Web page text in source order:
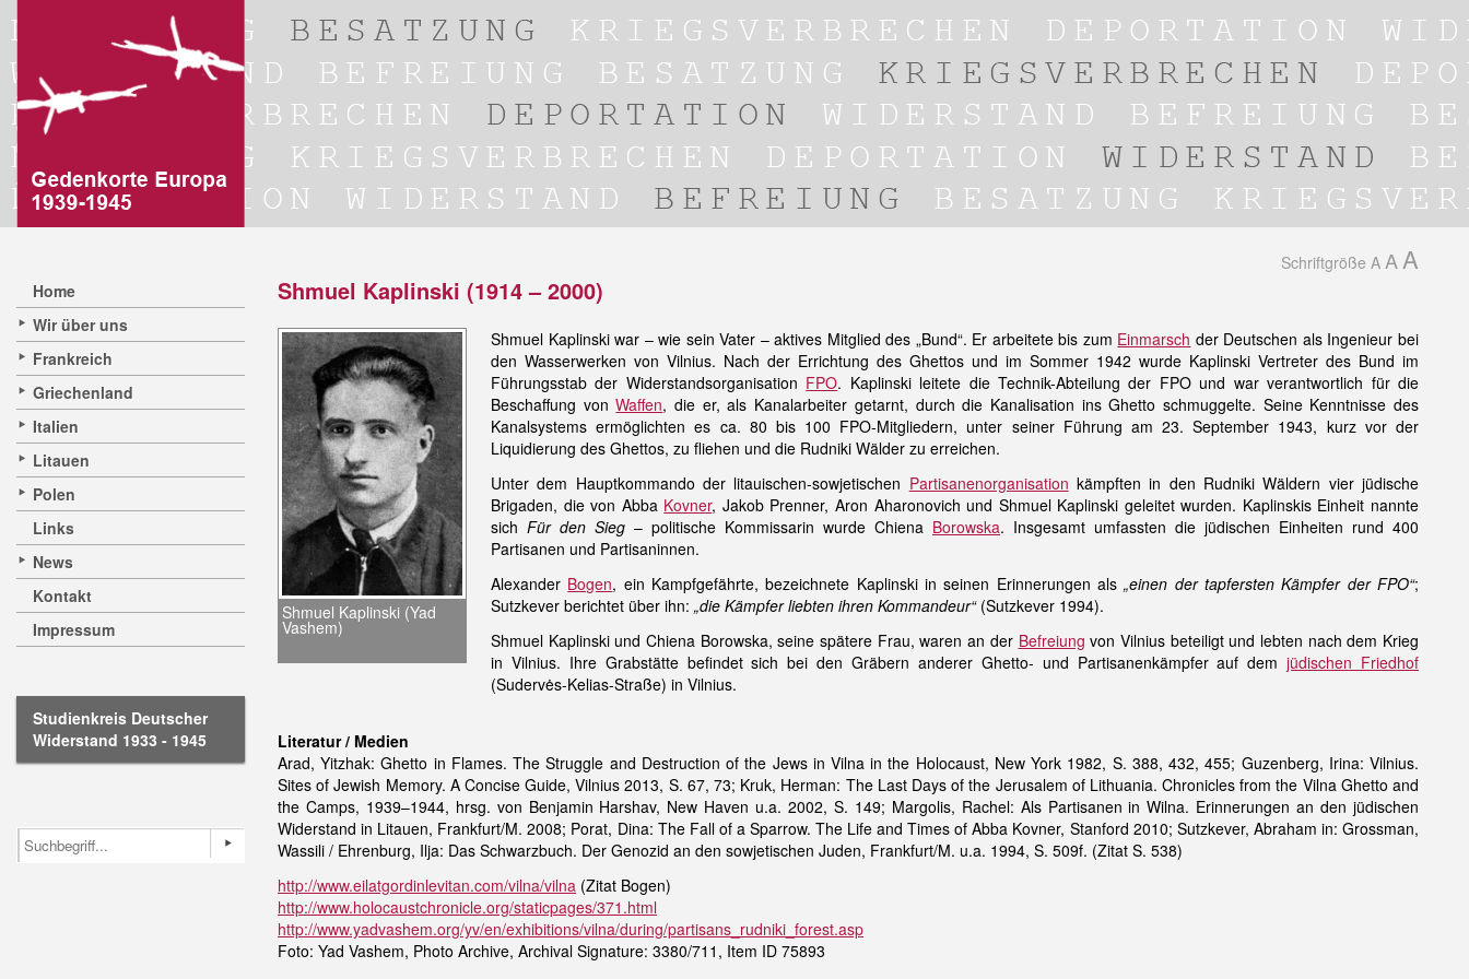
Home
Wir über uns
Frankreich
Griechenland
Italien
Litauen
Polen
Links
News
Kontakt
Impressum
Studienkreis Deutscher
Widerstand 1933 - 1945
Schriftgröße A A A
Shmuel Kaplinski (1914 – 2000)
Shmuel Kaplinski (Yad
Vashem)
Shmuel Kaplinski war – wie sein Vater – aktives Mitglied des „Bund“. Er arbeitete bis zum Einmarsch der Deutschen als Ingenieur bei
den Wasserwerken von Vilnius. Nach der Errichtung des Ghettos und im Sommer 1942 wurde Kaplinski Vertreter des Bund im
Führungsstab der Widerstandsorganisation FPO. Kaplinski leitete die Technik-Abteilung der FPO und war verantwortlich für die
Beschaffung vonWaffen, die er, als Kanalarbeiter getarnt, durch die Kanalisation ins Ghetto schmuggelte. Seine Kenntnisse des
Kanalsystems ermöglichten es ca. 80 bis 100 FPO-Mitgliedern, unter seiner Führung am 23. September 1943, kurz vor der
Liquidierung des Ghettos, zu fliehen und die Rudniki Wälder zu erreichen.
Unter dem Hauptkommando der litauischen-sowjetischen Partisanenorganisation kämpften in den Rudniki Wäldern vier jüdische
Brigaden, die von Abba Kovner, Jakob Prenner, Aron Aharonovich und Shmuel Kaplinski geleitet wurden. Kaplinskis Einheit nannte
sich Für den Sieg – politische Kommissarin wurde Chiena Borowska. Insgesamt umfassten die jüdischen Einheiten rund 400
Partisanen und Partisaninnen.
Alexander Bogen, ein Kampfgefährte, bezeichnete Kaplinski in seinen Erinnerungen als„einen der tapfersten Kämpfer der FPO“;
Sutzkever berichtet über ihn: „die Kämpfer liebten ihren Kommandeur“(Sutzkever 1994).
Shmuel Kaplinski und Chiena Borowska, seine spätere Frau, waren an der Befreiung von Vilnius beteiligt und lebten nach dem Krieg
in Vilnius. Ihre Grabstätte befindet sich bei den Gräbern anderer Ghetto- und Partisanenkämpfer auf demjüdischen Friedhof
(Sudervės-Kelias-Straße) in Vilnius.
Literatur / Medien
Arad, Yitzhak: Ghetto in Flames. The Struggle and Destruction of the Jews in Vilna in the Holocaust, New York 1982, S. 388, 432, 455; Guzenberg, Irina: Vilnius.
Sites of Jewish Memory. A Concise Guide, Vilnius 2013, S. 67, 73; Kruk, Herman: The Last Days of the Jerusalem of Lithuania. Chronicles from the Vilna Ghetto and
the Camps, 1939–1944, hrsg. von Benjamin Harshav, New Haven u.a. 2002, S. 149; Margolis, Rachel: Als Partisanen in Wilna. Erinnerungen an den jüdischen
Widerstand in Litauen, Frankfurt/M. 2008; Porat, Dina: The Fall of a Sparrow. The Life and Times of Abba Kovner, Stanford 2010; Sutzkever, Abraham in: Grossman,
Wassili / Ehrenburg, Ilja: Das Schwarzbuch. Der Genozid an den sowjetischen Juden, Frankfurt/M. u.a. 1994, S. 509f. (Zitat S. 538)
http://www.eilatgordinlevitan.com/vilna/vilna (Zitat Bogen)
http://www.holocaustchronicle.org/staticpages/371.html
http://www.yadvashem.org/yv/en/exhibitions/vilna/during/partisans_rudniki_forest.asp
Foto: Yad Vashem, Photo Archive, Archival Signature: 3380/711, Item ID 75893